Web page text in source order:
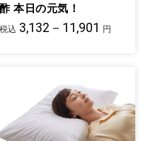
酢 本日の元気！
税込 3,132－11,901 円